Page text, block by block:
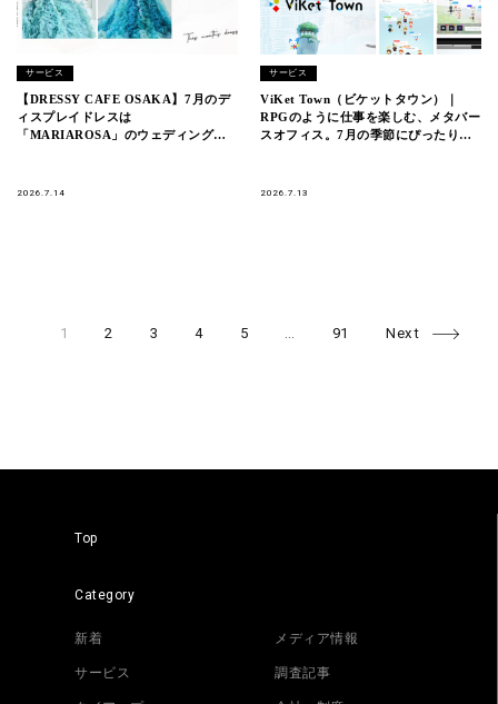
サービス
【DRESSY CAFE OSAKA】7月のデ
ィスプレイドレスは
「MARIAROSA」のウェディングド
2026.7.14
サービス
ViKet Town（ビケットタウン）｜
RPGのように仕事を楽しむ、メタバー
スオフィス。7月の季節にぴったりの
2026.7.13
Posts1 2 3 4 5 91 Next
Top
Category
新着 メディア情報
サービス 調査記事